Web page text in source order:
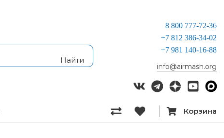
8 800 777-72-36
+7 812 386-34-02
+7 981 140-16-88
info@airmash.org
Корзина